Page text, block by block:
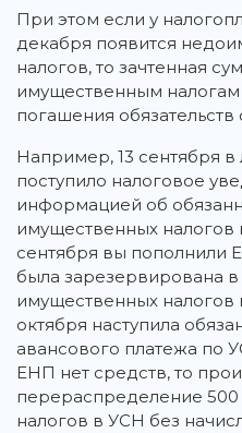
При этом если у
декабря появится
налогов, то зачтенная
имущественным налогам
погашения
Например, 13 сентября в
поступило налоговое
информацией об
имущественных налогов
сентября вы пополнили
была зарезервирована в
имущественных налогов
октября наступила
авансового платежа по
ЕНП нет средств, то
перераспределение
налогов в УСН без